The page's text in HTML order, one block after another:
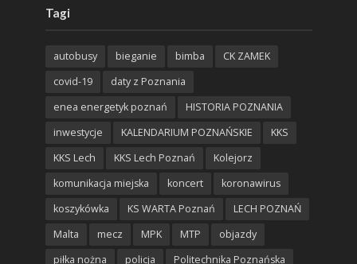
Tagi
autobusy bieganie bimba
CK ZAMEK
covid-19
daty z Poznania
enea energetyk poznań
HISTORIA POZNANIA
inwestycje
KALENDARIUM POZNAŃSKIE
KKS
KKS Lech
KKS Lech Poznań
Kolejorz
komunikacja miejska
koncert
koronawirus
koszykówka
KS WARTA Poznań
LECH POZNAŃ
Malta
mecz MPK MTP
objazdy
piłka nożna
policja Politechnika Poznańska